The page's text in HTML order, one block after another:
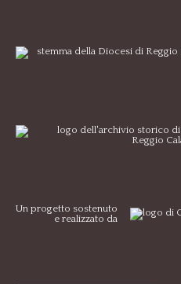
Un progetto sostenuto
e realizzato da